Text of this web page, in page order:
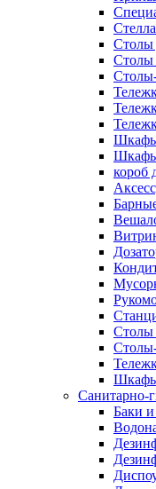
Столы
Столы
короб
Столы
Санитарно-
Баки и